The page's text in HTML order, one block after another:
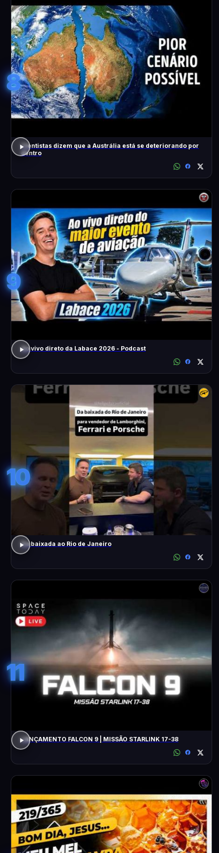
8
Cientistas dizem que a Austrália está se deteriorando por
dentro
9
Ao vivo direto da Labace 2026 - Podcast
10
Da baixada ao Rio de Janeiro
11
LANÇAMENTO FALCON 9 | MISSÃO STARLINK 17-38